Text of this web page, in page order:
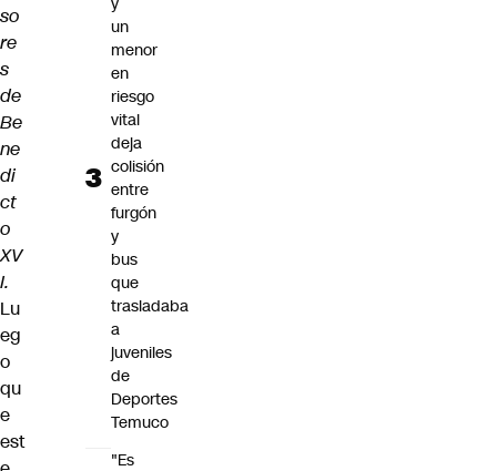
so
re
s
de
Be
ne
di
ct
o
XV
I.
Lu
eg
o
qu
e
est
un
menor
en
riesgo
vital
deja
colisión
entre
furgón
y
bus
que
trasladaba
a
juveniles
de
Deportes
Temuco
"Es